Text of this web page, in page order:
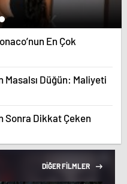
En Çok
Masalsı Düğün: Maliyeti
Sonra Dikkat Çeken
DİĞER FİLMLER